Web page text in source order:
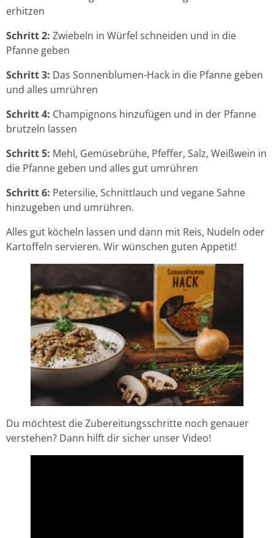
erhitzen
Schritt 2: Zwiebeln in Würfel schneiden und in die
Pfanne geben
Schritt 3: Das Sonnenblumen-Hack in die Pfanne geben
und alles umrühren
Schritt 4: Champignons hinzufügen und in der Pfanne
brutzeln lassen
Schritt 5: Mehl, Gemüsebrühe, Pfeffer, Salz, Weißwein in
die Pfanne geben und alles gut umrühren
Schritt 6: Petersilie, Schnittlauch und vegane Sahne
hinzugeben und umrühren.
Alles gut köcheln lassen und dann mit Reis, Nudeln oder
Kartoffeln servieren. Wir wünschen guten Appetit!
Du möchtest die Zubereitungsschritte noch genauer
verstehen? Dann hilft dir sicher unser Video!